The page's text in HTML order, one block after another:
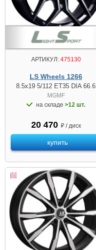
АРТИКУЛ:475130
LS Wheels 1266
8.5x19 5/112 ET35 DIA 66.6
MGMF
на складе >12 шт.
20 470 ₽ / диск
купить